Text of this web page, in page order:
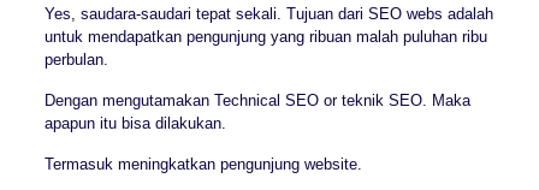
Yes, saudara-saudari tepat sekali. Tujuan dari SEO webs adalah
untuk mendapatkan pengunjung yang ribuan malah puluhan ribu
perbulan.
Dengan mengutamakan Technical SEO or teknik SEO. Maka
apapun itu bisa dilakukan.
Termasuk meningkatkan pengunjung website.